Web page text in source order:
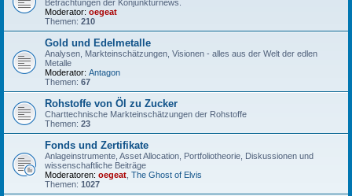
Betrachtungen der Konjunkturnews.
Moderator: oegeat
Themen: 210
Gold und Edelmetalle
Analysen, Markteinschätzungen, Visionen - alles aus der Welt der edlen
Metalle
Moderator: Antagon
Themen: 67
Rohstoffe von Öl zu Zucker
Charttechnische Markteinschätzungen der Rohstoffe
Themen: 23
Fonds und Zertifikate
Anlageinstrumente, Asset Allocation, Portfoliotheorie, Diskussionen und
wissenschaftliche Beiträge
Moderatoren: oegeat The Ghost of Elvis
Themen: 1027